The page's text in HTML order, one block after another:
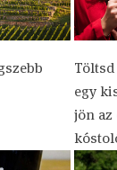
egy
jön az